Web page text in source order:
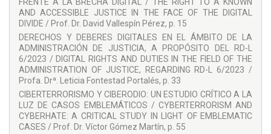
Universidad Abat Oliba CEU. Consultor internacional. Autor de
cuatro monografías y de sendos artículos doctrinales.
Ponente en numerosos congresos nacionales e
internacionales.
COLABORADORES:
Adriana Barrea
Alessandra da Silva Souza
Antonio Madrid Pérez
David Vallespín Pérez
FRENTE A LA BRECHA DIGITAL / THE RIGHT TO A KNOWN
AND ACCESSIBLE JUSTICE IN THE FACE OF THE DIGITAL
DIVIDE / Prof. Dr. David Vallespín Pérez, p. 15
DERECHOS Y DEBERES DIGITALES EN EL ÁMBITO DE LA
ADMINISTRACIÓN DE JUSTICIA, A PROPÓSITO DEL RD-L
6/2023 / DIGITAL RIGHTS AND DUTIES IN THE FIELD OF THE
ADMINISTRATION OF JUSTICE, REGARDING RD-L 6/2023 /
Profa. Drª. Leticia Fontestad Portalés, p. 33
CIBERTERRORISMO Y CIBERODIO: UN ESTUDIO CRÍTICO A LA
LUZ DE CASOS EMBLEMÁTICOS / CYBERTERRORISM AND
CYBERHATE: A CRITICAL STUDY IN LIGHT OF EMBLEMATIC
CASES / Prof. Dr. Víctor Gómez Martín, p. 55